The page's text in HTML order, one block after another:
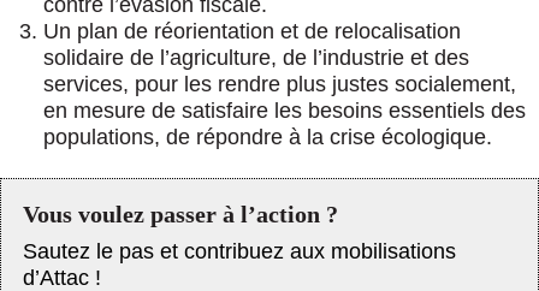
Un plan de réorientation et de relocalisation
solidaire de l’agriculture, de l’industrie et des
services, pour les rendre plus justes socialement,
en mesure de satisfaire les besoins essentiels des
populations, de répondre à la crise écologique.
Vous voulez passer à l’action ?
Sautez le pas et contribuez aux mobilisations
d’Attac !